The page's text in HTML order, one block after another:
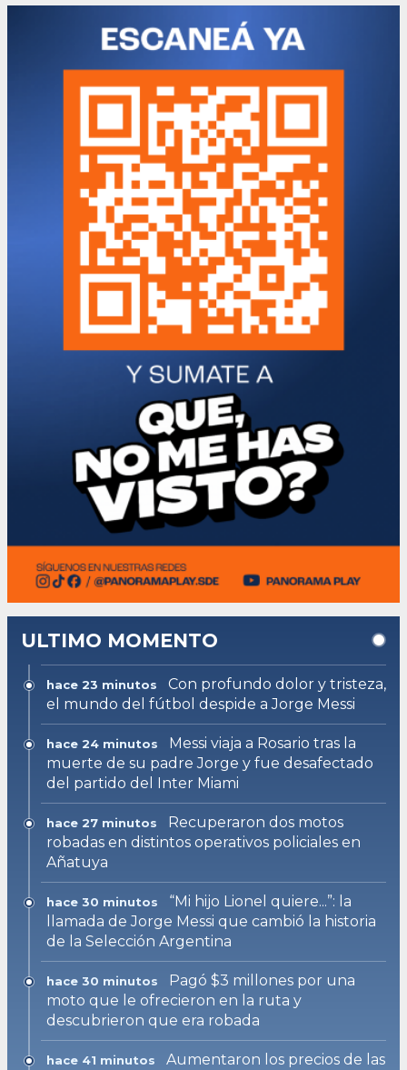
ULTIMO MOMENTO
hace 23 minutos
Con profundo dolor y tristeza,
el mundo del fútbol despide a Jorge Messi
hace 24 minutos
Messi viaja a Rosario tras la
muerte de su padre Jorge y fue desafectado
del partido del Inter Miami
hace 27 minutos
Recuperaron dos motos
robadas en distintos operativos policiales en
Añatuya
hace 30 minutos
“Mi hijo Lionel quiere...”: la
llamada de Jorge Messi que cambió la historia
de la Selección Argentina
hace 30 minutos
Pagó $3 millones por una
moto que le ofrecieron en la ruta y
descubrieron que era robada
hace 41 minutos Aumentaron los precios de las